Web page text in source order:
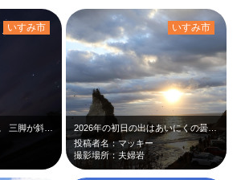
日の出前の夫婦岩です。 三脚が斜めになってしまいましたがいざ撮ってみるとこれ…
いすみ市
2026年の初日の出はあいにくの曇り空でした。 待っていると奇跡的に雲と雲の…
投稿者名：マッキー
撮影場所：夫婦岩
いすみ市